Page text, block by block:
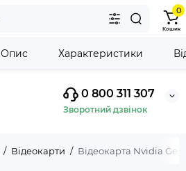
0 800 311 307
Зворотний дзвінок
0
Кошик
Відеокарти Відеокарта Nvidia
Опис Характеристики